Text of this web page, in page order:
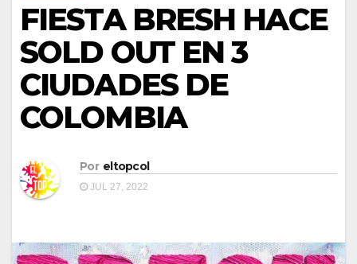
FIESTA BRESH HACE
SOLD OUT EN 3
CIUDADES DE
COLOMBIA
Por eltopcol
JUL 27, 2022